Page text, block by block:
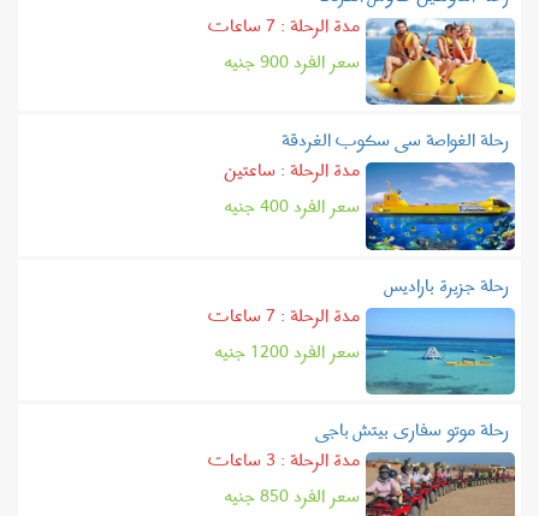
مدة الرحلة : 7 ساعات
سعر الفرد900جنيه
رحلة الغواصة سى سكوب الغردقة
مدة الرحلة : ساعتين
سعر الفرد400جنيه
رحلة جزيرة باراديس
مدة الرحلة : 7 ساعات
سعر الفرد1200جنيه
رحلة موتو سفارى بيتش باجى
مدة الرحلة : 3 ساعات
سعر الفرد850جنيه